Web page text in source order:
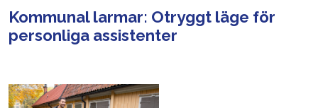
Kommunal larmar: Otryggt läge för
personliga assistenter